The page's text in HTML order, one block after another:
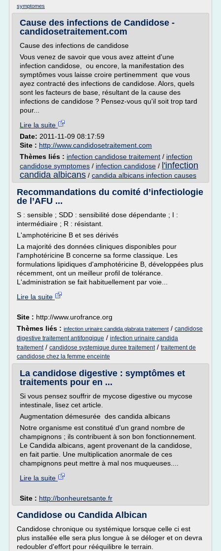
symptomes
Cause des infections de Candidose -
candidosetraitement.com
Cause des infections de candidose
Vous venez de savoir que vous avez atteint d'une
infection candidose, ou encore, la manifestation des
symptômes vous laisse croire pertinemment que vous
ayez contracté des infections de candidose. Alors, quels
sont les facteurs de base, résultant de la cause des
infections de candidose ? Pensez-vous qu'il soit trop tard
pour...
Lire la suite
Date: 2011-11-09 08:17:59
Site : http://www.candidosetraitement.com
Thèmes liés : infection candidose traitement / infection
candidose symptomes / infection candidose / l'infection
candida albicans / candida albicans infection causes
Recommandations du comité d’infectiologie
de l’AFU ...
S : sensible ; SDD : sensibilité dose dépendante ; I :
intermédiaire ; R : résistant.
L'amphotéricine B et ses dérivés
La majorité des données cliniques disponibles pour
l'amphotéricine B concerne sa forme classique. Les
formulations lipidiques d'amphotéricine B, développées plus
récemment, ont un meilleur profil de tolérance.
L'administration se fait habituellement par voie...
Lire la suite
Site : http://www.urofrance.org
Thèmes liés : infection urinaire candida glabrata traitement / candidose
digestive traitement antifongique / infection urinaire candida
traitement/ candidose systemique duree traitement/ traitement de
candidose chez la femme enceinte
La candidose digestive : symptômes et
traitements pour en ...
Si vous pensez souffrir de mycose digestive ou mycose
intestinale, lisez cet article.
Augmentation démesurée des candida albicans
Notre organisme est constitué d'un grand nombre de
champignons ; ils contribuent à son bon fonctionnement.
Le Candida albicans, agent provenant de la candidose,
en fait partie. Une multiplication anormale de ces
champignons peut mettre à mal nos muqueuses....
Lire la suite
Site : http://bonheuretsante.fr
Candidose ou Candida Albican
Candidose chronique ou systémique lorsque celle ci est
plus installée elle sera plus longue à se déloger et on devra
redoubler d'effort pour rééquilibre le terrain.